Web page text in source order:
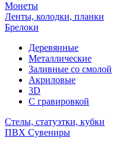
Монеты
Ленты, колодки, планки
Брелоки
Деревянные
Металлические
Заливные со смолой
Акриловые
3D
C гравировкой
Стелы, статуэтки, кубки
ПВХ Сувениры